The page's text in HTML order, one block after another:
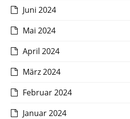
Juni 2024
Mai 2024
April 2024
März 2024
Februar 2024
Januar 2024